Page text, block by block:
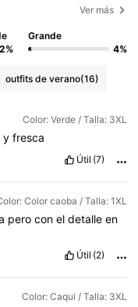
Ver más
Grande
4%
outfits de verano(16)
Color: Verde / Talla: 3XL
y fresca
Útil (7)
Color caoba / Talla: 1XL
pero con el detalle en
Útil (2)
Color: Caqui / Talla: 3XL